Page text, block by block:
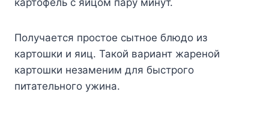
картофель с яйцом пару минут.
Получается простое сытное блюдо из
картошки и яиц. Такой вариант жареной
картошки незаменим для быстрого
питательного ужина.